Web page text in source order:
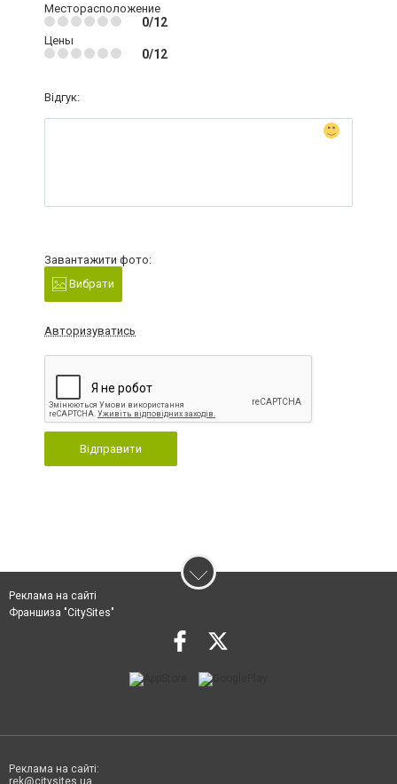
Месторасположение
0/12
Цены
0/12
Відгук:
Завантажити фото:
Вибрати
Авторизуватись
Відправити
Реклама на сайті
Франшиза "CitySites"
Реклама на сайті:
rek@citysites.ua